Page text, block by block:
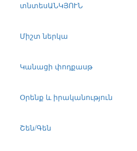
տնտեսԱՆԿՅՈՒՆ
Միշտ ներկա
Կանացի փոդքասթ
Օրենք և իրականություն
Շեն/Գեն